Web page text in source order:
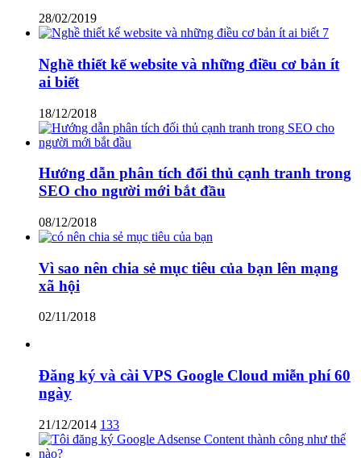
28/02/2019
Nghề thiết kế website và những điều cơ bản ít
ai biết
18/12/2018
Hướng dẫn phân tích đối thủ cạnh tranh trong
SEO cho người mới bắt đầu
08/12/2018
Vì sao nên chia sẻ mục tiêu của bạn lên mạng
xã hội
02/11/2018
Đăng ký và cài VPS Google Cloud miễn phí 60
ngày
21/12/2014 133